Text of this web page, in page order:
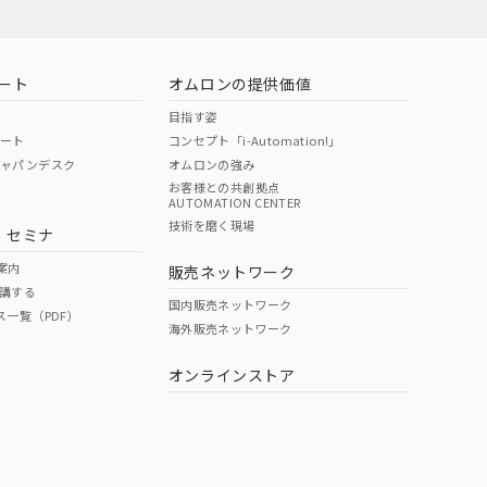
O O
ページへ
ください
ト
ト
パンデスク
セミナ
内
する
覧（PDF）
オムロンの提供価値
目指す姿
コンセプト「i-Automation!」
オムロンの強み
お客様との共創拠点
AUTOMATION CENTER
技術を磨く現場
販売ネットワーク
国内販売ネットワーク
海外販売ネットワーク
オンラインストア